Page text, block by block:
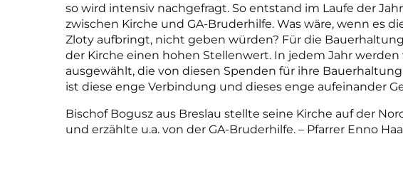
so wird intensiv nachgefragt. So entstand im Laufe der
zwischen Kirche und GA-Bruderhilfe. Was wäre, wenn es
Zloty aufbringt, nicht geben würden? Für die
der Kirche einen hohen Stellenwert. In jedem Jahr
ausgewählt, die von diesen Spenden für ihre
ist diese enge Verbindung und dieses enge aufeinander
Bischof Bogusz aus Breslau stellte seine Kirche auf der
und erzählte u.a. von der GA-Bruderhilfe. – Pfarrer Enno